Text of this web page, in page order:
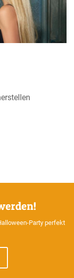
Party perfekt